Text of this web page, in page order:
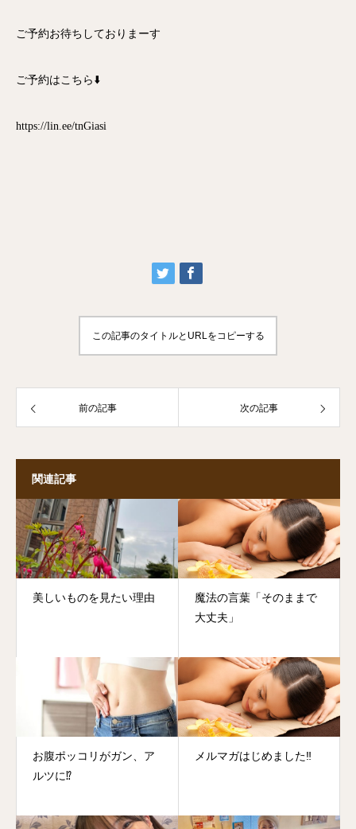
ご予約お待ちしておりまーす
ご予約はこちら⬇️
https://lin.ee/tnGiasi
この記事のタイトルとURLをコピーする
前の記事 次の記事
関連記事
美しいものを見たい理由
魔法の言葉「そのままで
大丈夫」
お腹ポッコリがガン、ア
ルツに⁉️
メルマガはじめました‼️